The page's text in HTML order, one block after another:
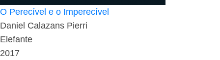
O Perecível e o Imperecível
Daniel Calazans Pierri
Elefante
2017